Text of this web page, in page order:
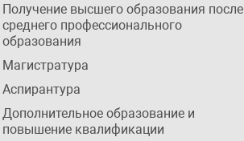
Получение высшего образования после
среднего профессионального
образования
Магистратура
Аспирантура
Дополнительное образование и
повышение квалификации